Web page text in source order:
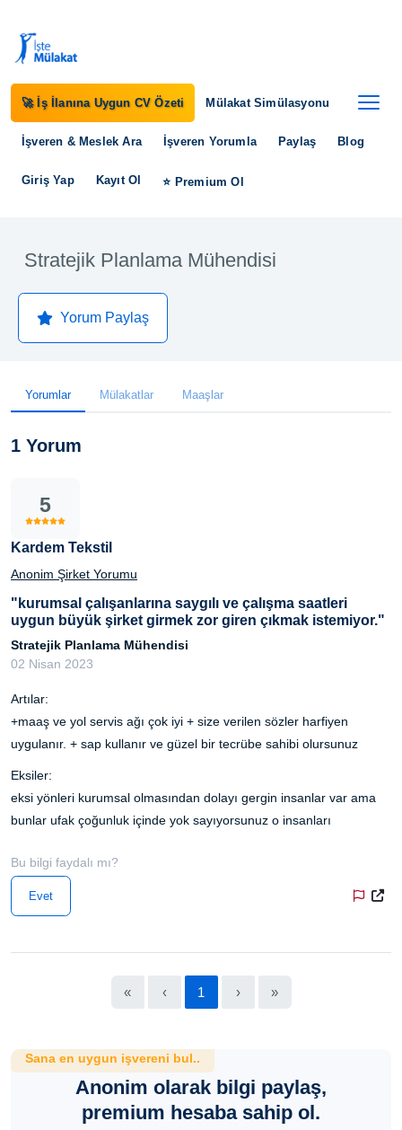
🚀 İş İlanına Uygun CV Özeti Mülakat Simülasyonu
İşveren & Meslek Ara İşveren Yorumla Paylaş Blog
Giriş Yap Kayıt Ol ⭐ Premium Ol
Stratejik Planlama Mühendisi
Yorum Paylaş
Yorumlar Mülakatlar Maaşlar
1 Yorum
5
Kardem Tekstil
Anonim Şirket Yorumu
"kurumsal çalışanlarına saygılı ve çalışma saatleri
uygun büyük şirket girmek zor giren çıkmak istemiyor."
Stratejik Planlama Mühendisi
02 Nisan 2023
Artılar:
+maaş ve yol servis ağı çok iyi + size verilen sözler harfiyen
uygulanır. + sap kullanır ve güzel bir tecrübe sahibi olursunuz
Eksiler:
eksi yönleri kurumsal olmasından dolayı gergin insanlar var ama
bunlar ufak çoğunluk içinde yok sayıyorsunuz o insanları
Bu bilgi faydalı mı?
Evet
« ‹ 1 › »
Sana en uygun işvereni bul..
Anonim olarak bilgi paylaş,
premium hesaba sahip ol.